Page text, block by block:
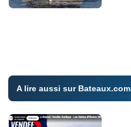
A lire aussi sur Bateaux.com